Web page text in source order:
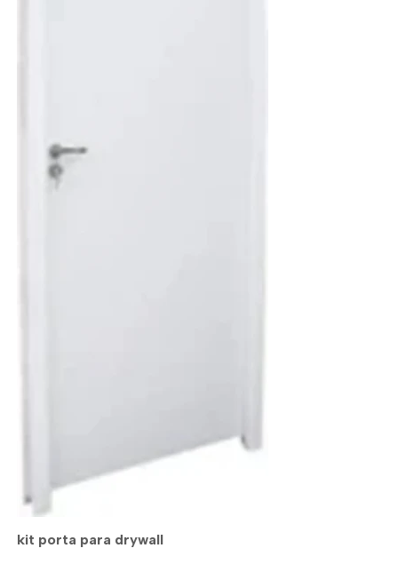
kit porta para drywall